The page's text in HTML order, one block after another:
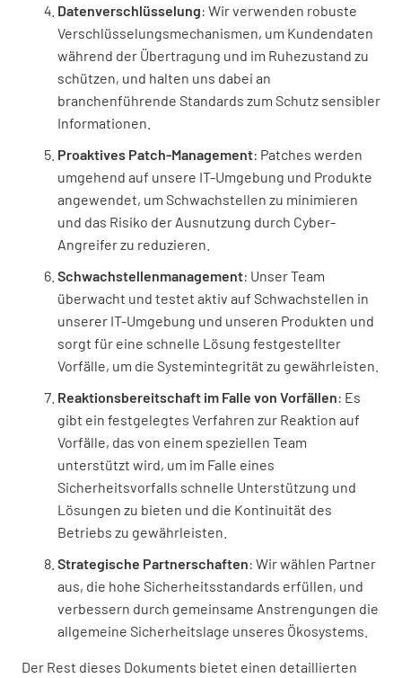
Datenverschlüsselung: Wir verwenden robuste
Verschlüsselungsmechanismen, um Kundendaten
während der Übertragung und im Ruhezustand zu
schützen, und halten uns dabei an
branchenführende Standards zum Schutz sensibler
Informationen.
Proaktives Patch-Management: Patches werden
umgehend auf unsere IT-Umgebung und Produkte
angewendet, um Schwachstellen zu minimieren
und das Risiko der Ausnutzung durch Cyber-
Angreifer zu reduzieren.
Schwachstellenmanagement: Unser Team
überwacht und testet aktiv auf Schwachstellen in
unserer IT-Umgebung und unseren Produkten und
sorgt für eine schnelle Lösung festgestellter
Vorfälle, um die Systemintegrität zu gewährleisten.
Reaktionsbereitschaft im Falle von Vorfällen: Es
gibt ein festgelegtes Verfahren zur Reaktion auf
Vorfälle, das von einem speziellen Team
unterstützt wird, um im Falle eines
Sicherheitsvorfalls schnelle Unterstützung und
Lösungen zu bieten und die Kontinuität des
Betriebs zu gewährleisten.
Strategische Partnerschaften: Wir wählen Partner
aus, die hohe Sicherheitsstandards erfüllen, und
verbessern durch gemeinsame Anstrengungen die
allgemeine Sicherheitslage unseres Ökosystems.
Der Rest dieses Dokuments bietet einen detaillierten